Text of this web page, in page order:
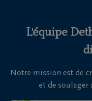
fréquemment
Nous
sommes
là pour
L'équipe
Notre mission est de
et de soulager